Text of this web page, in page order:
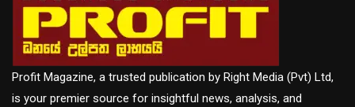
Profit Magazine, a trusted publication by Right Media (Pvt) Ltd,
is your premier source for insightful news, analysis, and